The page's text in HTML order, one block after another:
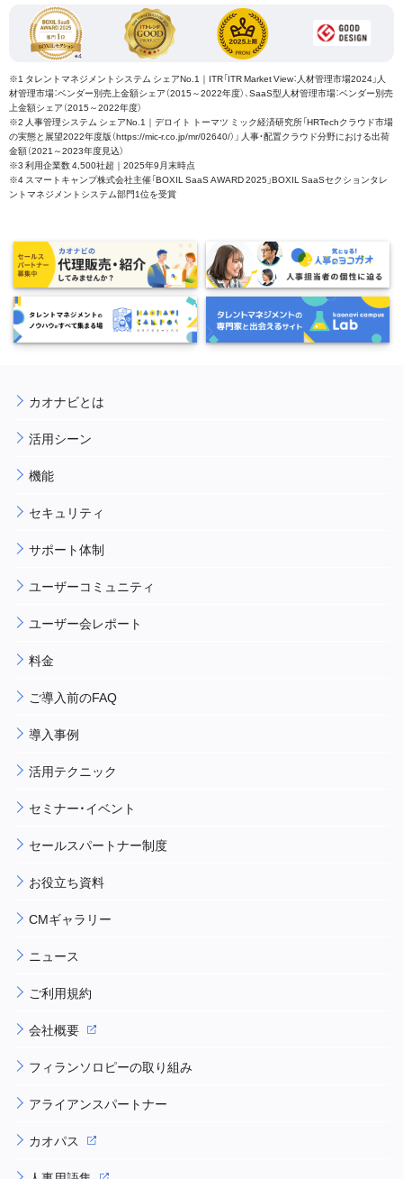
※1 タレントマネジメントシステム シェアNo.1｜ITR「ITR Market View：人材管理市場2024」人
材管理市場：ベンダー別売上金額シェア（2015～2022年度）、SaaS型人材管理市場：ベンダー別売
上金額シェア（2015～2022年度）
※2 人事管理システム シェアNo.1｜デロイト トーマツ ミック経済研究所「HRTechクラウド市場
の実態と展望2022年度版（https://mic-r.co.jp/mr/02640/）」 人事・配置クラウド分野における出荷
金額（2021～2023年度見込）
※3 利用企業数 4,500社超｜2025年9月末時点
※4 スマートキャンプ株式会社主催「BOXIL SaaS AWARD 2025」BOXIL SaaSセクションタレ
ントマネジメントシステム部門1位を受賞
カオナビとは
活用シーン
機能
セキュリティ
サポート体制
ユーザーコミュニティ
ユーザー会レポート
料金
ご導入前のFAQ
導入事例
活用テクニック
セミナー・イベント
セールスパートナー制度
お役立ち資料
CMギャラリー
ニュース
ご利用規約
会社概要
フィランソロピーの取り組み
アライアンスパートナー
カオパス